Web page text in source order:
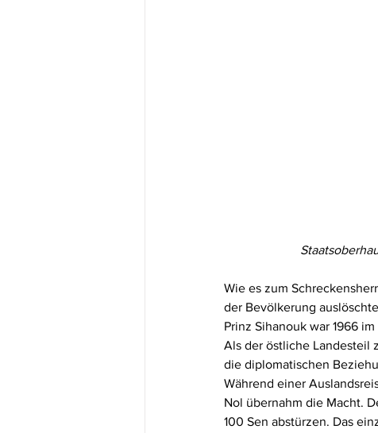
Wie es zum
der Bevölkerung
Prinz Sihanouk war 1966
Als der östliche Landesteil
die diplomatischen
Während einer
Nol übernahm die Macht.
100 Sen abstürzen. Das